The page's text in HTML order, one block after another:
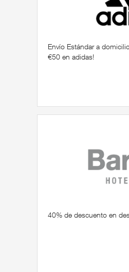
Envío Estándar a
€50 en adidas!
40% de descuento en